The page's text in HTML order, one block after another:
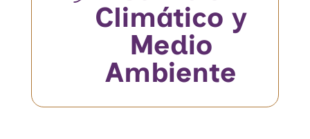
Climático y
Medio
Ambiente